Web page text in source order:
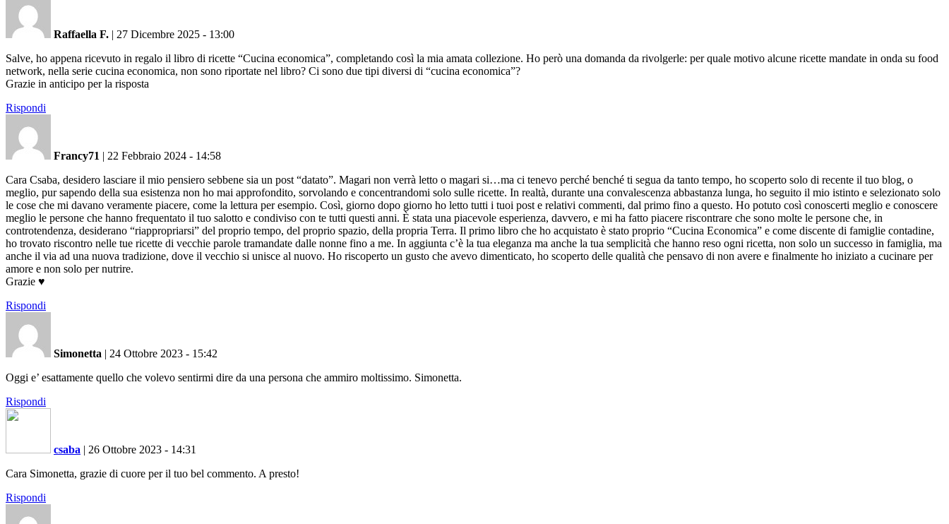
Raffaella F. | 27 Dicembre 2025 - 13:00
Salve, ho appena ricevuto in regalo il libro di ricette “Cucina economica”, completando così la mia amata collezione. Ho però una domanda da rivolgerle: per quale motivo alcune ricette mandate in onda su food
network, nella serie cucina economica, non sono riportate nel libro? Ci sono due tipi diversi di “cucina economica”?
Grazie in anticipo per la risposta
Rispondi
Francy71 | 22 Febbraio 2024 - 14:58
Cara Csaba, desidero lasciare il mio pensiero sebbene sia un post “datato”. Magari non verrà letto o magari si…ma ci tenevo perché benché ti segua da tanto tempo, ho scoperto solo di recente il tuo blog, o
meglio, pur sapendo della sua esistenza non ho mai approfondito, sorvolando e concentrandomi solo sulle ricette. In realtà, durante una convalescenza abbastanza lunga, ho seguito il mio istinto e selezionato solo
le cose che mi davano veramente piacere, come la lettura per esempio. Così, giorno dopo giorno ho letto tutti i tuoi post e relativi commenti, dal primo fino a questo. Ho potuto così conoscerti meglio e conoscere
meglio le persone che hanno frequentato il tuo salotto e condiviso con te tutti questi anni. È stata una piacevole esperienza, davvero, e mi ha fatto piacere riscontrare che sono molte le persone che, in
controtendenza, desiderano “riappropriarsi” del proprio tempo, del proprio spazio, della propria Terra. Il primo libro che ho acquistato è stato proprio “Cucina Economica” e come discente di famiglie contadine,
ho trovato riscontro nelle tue ricette di vecchie parole tramandate dalle nonne fino a me. In aggiunta c’è la tua eleganza ma anche la tua semplicità che hanno reso ogni ricetta, non solo un successo in famiglia, ma
anche il via ad una nuova tradizione, dove il vecchio si unisce al nuovo. Ho riscoperto un gusto che avevo dimenticato, ho scoperto delle qualità che pensavo di non avere e finalmente ho iniziato a cucinare per
amore e non solo per nutrire.
Grazie ♥️
Rispondi
Simonetta | 24 Ottobre 2023 - 15:42
Oggi e’ esattamente quello che volevo sentirmi dire da una persona che ammiro moltissimo. Simonetta.
Rispondi
csaba | 26 Ottobre 2023 - 14:31
Cara Simonetta, grazie di cuore per il tuo bel commento. A presto!
Rispondi